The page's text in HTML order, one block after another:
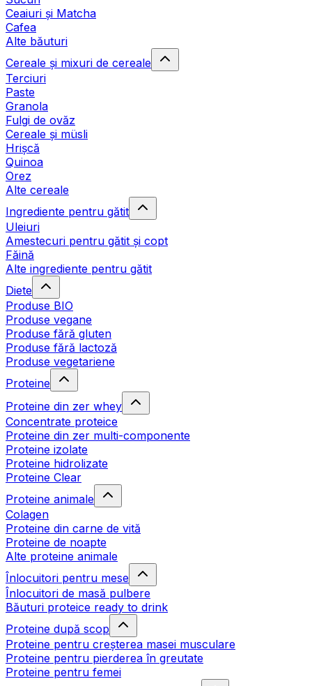
Ceaiuri și Matcha
Cafea
Alte băuturi
Cereale și mixuri de cereale
Terciuri
Paste
Granola
Fulgi de ovăz
Cereale și müsli
Hrișcă
Quinoa
Orez
Alte cereale
Ingrediente pentru gătit
Uleiuri
Amestecuri pentru gătit și copt
Făină
Alte ingrediente pentru gătit
Diete
Produse BIO
Produse vegane
Produse fără gluten
Produse fără lactoză
Produse vegetariene
Proteine
Proteine din zer whey
Concentrate proteice
Proteine din zer multi-componente
Proteine izolate
Proteine hidrolizate
Proteine Clear
Proteine animale
Colagen
Proteine din carne de vită
Proteine de noapte
Alte proteine animale
Înlocuitori pentru mese
Înlocuitori de masă pulbere
Băuturi proteice ready to drink
Proteine după scop
Proteine pentru creșterea masei musculare
Proteine pentru pierderea în greutate
Proteine pentru femei